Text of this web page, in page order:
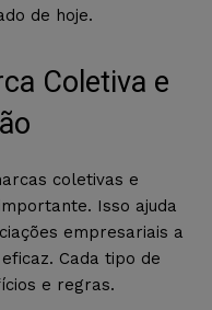
de hoje.
Coletiva e
coletivas e
Isso ajuda
empresariais a
eficaz. Cada tipo de
e regras.